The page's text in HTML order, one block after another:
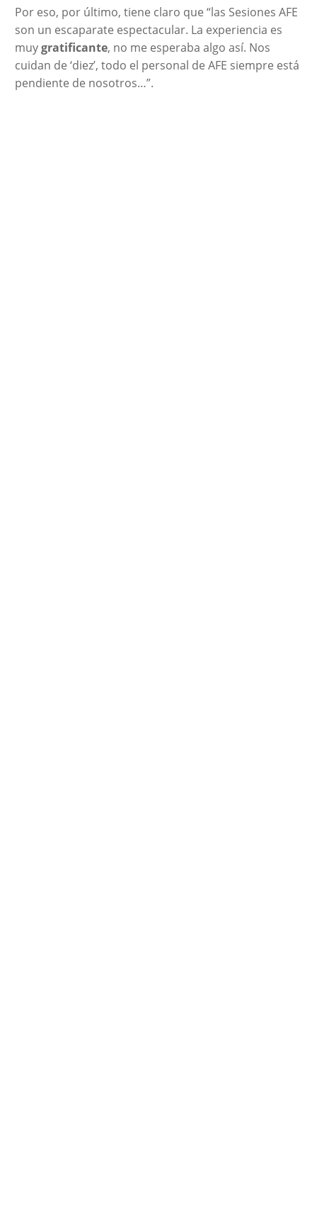
Por eso, por último, tiene claro que “las Sesiones AFE
son un escaparate espectacular. La experiencia es
muygratificante, no me esperaba algo así. Nos
cuidan de ‘diez’, todo el personal de AFE siempre está
pendiente de nosotros…”.